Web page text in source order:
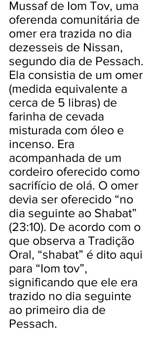
Mussaf de Iom Tov, uma
oferenda comunitária de
omer era trazida no dia
dezesseis de Nissan,
segundo dia de Pessach.
Ela consistia de um omer
(medida equivalente a
cerca de 5 libras) de
farinha de cevada
misturada com óleo e
incenso. Era
acompanhada de um
cordeiro oferecido como
sacrifício de olá. O omer
devia ser oferecido “no
dia seguinte ao Shabat”
(23:10). De acordo com o
que observa a Tradição
Oral, “shabat” é dito aqui
para “Iom tov”,
significando que ele era
trazido no dia seguinte
ao primeiro dia de
Pessach.